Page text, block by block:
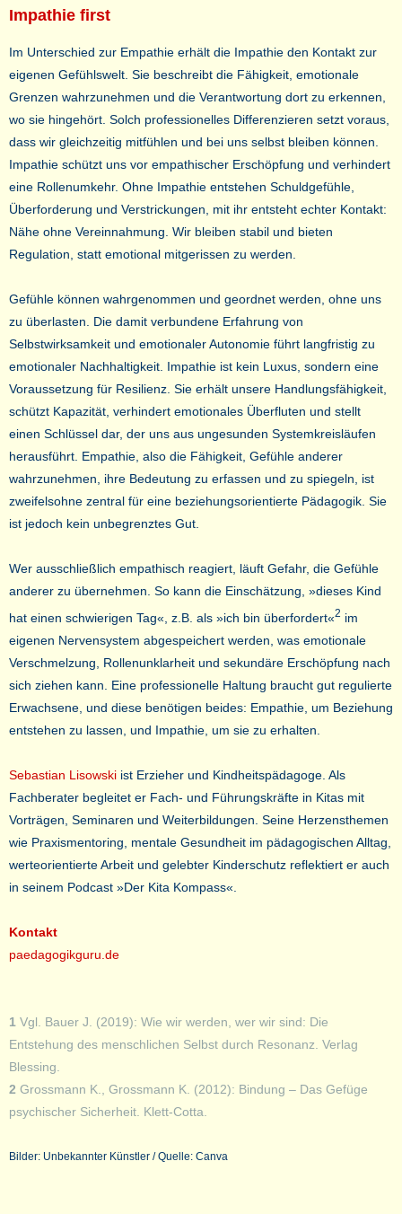
Impathie first
Im Unterschied zur Empathie erhält die Impathie den Kontakt zur
eigenen Gefühlswelt. Sie beschreibt die Fähigkeit, emotionale
Grenzen wahrzunehmen und die Verantwortung dort zu erkennen,
wo sie hingehört. Solch professionelles Differenzieren setzt voraus,
dass wir gleichzeitig mitfühlen und bei uns selbst bleiben können.
Impathie schützt uns vor empathischer Erschöpfung und verhindert
eine Rollenumkehr. Ohne Impathie entstehen Schuldgefühle,
Überforderung und Verstrickungen, mit ihr entsteht echter Kontakt:
Nähe ohne Vereinnahmung. Wir bleiben stabil und bieten
Regulation, statt emotional mitgerissen zu werden.
Gefühle können wahrgenommen und geordnet werden, ohne uns
zu überlasten. Die damit verbundene Erfahrung von
Selbstwirksamkeit und emotionaler Autonomie führt langfristig zu
emotionaler Nachhaltigkeit. Impathie ist kein Luxus, sondern eine
Voraussetzung für Resilienz. Sie erhält unsere Handlungsfähigkeit,
schützt Kapazität, verhindert emotionales Überfluten und stellt
einen Schlüssel dar, der uns aus ungesunden Systemkreisläufen
herausführt. Empathie, also die Fähigkeit, Gefühle anderer
wahrzunehmen, ihre Bedeutung zu erfassen und zu spiegeln, ist
zweifelsohne zentral für eine beziehungsorientierte Pädagogik. Sie
ist jedoch kein unbegrenztes Gut.
Wer ausschließlich empathisch reagiert, läuft Gefahr, die Gefühle
anderer zu übernehmen. So kann die Einschätzung, »dieses Kind
hat einen schwierigen Tag«, z.B. als »ich bin überfordert«2 im
eigenen Nervensystem abgespeichert werden, was emotionale
Verschmelzung, Rollenunklarheit und sekundäre Erschöpfung nach
sich ziehen kann. Eine professionelle Haltung braucht gut regulierte
Erwachsene, und diese benötigen beides: Empathie, um Beziehung
entstehen zu lassen, und Impathie, um sie zu erhalten.
Sebastian Lisowski ist Erzieher und Kindheitspädagoge. Als
Fachberater begleitet er Fach- und Führungskräfte in Kitas mit
Vorträgen, Seminaren und Weiterbildungen. Seine Herzensthemen
wie Praxismentoring, mentale Gesundheit im pädagogischen Alltag,
werteorientierte Arbeit und gelebter Kinderschutz reflektiert er auch
in seinem Podcast »Der Kita Kompass«.
Kontakt
paedagogikguru.de
1 Vgl. Bauer J. (2019): Wie wir werden, wer wir sind: Die
Entstehung des menschlichen Selbst durch Resonanz. Verlag
Blessing.
2 Grossmann K., Grossmann K. (2012): Bindung – Das Gefüge
psychischer Sicherheit. Klett-Cotta.
Bilder: Unbekannter Künstler / Quelle: Canva